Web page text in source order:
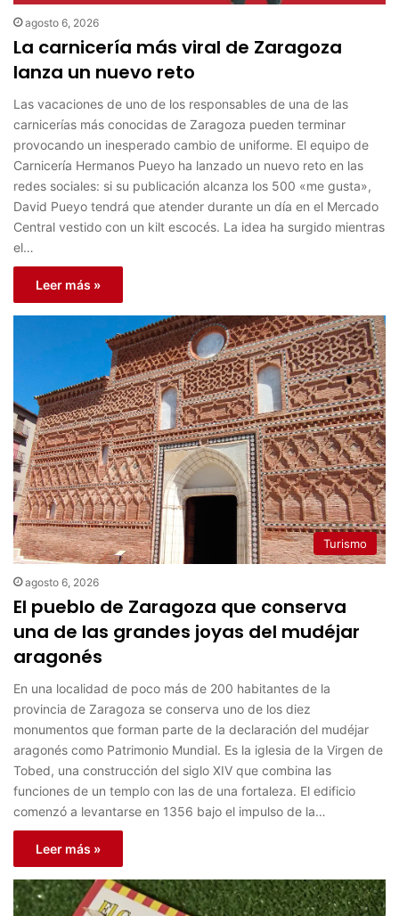
agosto 6, 2026
La carnicería más viral de Zaragoza
lanza un nuevo reto
Las vacaciones de uno de los responsables de una de las
carnicerías más conocidas de Zaragoza pueden terminar
provocando un inesperado cambio de uniforme. El equipo de
Carnicería Hermanos Pueyo ha lanzado un nuevo reto en las
redes sociales: si su publicación alcanza los 500 «me gusta»,
David Pueyo tendrá que atender durante un día en el Mercado
Central vestido con un kilt escocés. La idea ha surgido mientras
el…
Leer más »
Turismo
agosto 6, 2026
El pueblo de Zaragoza que conserva
una de las grandes joyas del mudéjar
aragonés
En una localidad de poco más de 200 habitantes de la
provincia de Zaragoza se conserva uno de los diez
monumentos que forman parte de la declaración del mudéjar
aragonés como Patrimonio Mundial. Es la iglesia de la Virgen de
Tobed, una construcción del siglo XIV que combina las
funciones de un templo con las de una fortaleza. El edificio
comenzó a levantarse en 1356 bajo el impulso de la…
Leer más »